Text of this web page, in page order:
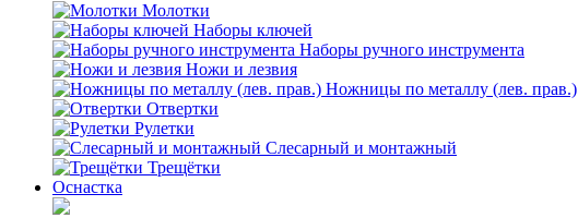
Молотки
Наборы ключей
Наборы ручного инструмента
Ножи и лезвия
Ножницы по металлу (лев. прав.)
Отвертки
Рулетки
Слесарный и монтажный
Трещётки
Оснастка